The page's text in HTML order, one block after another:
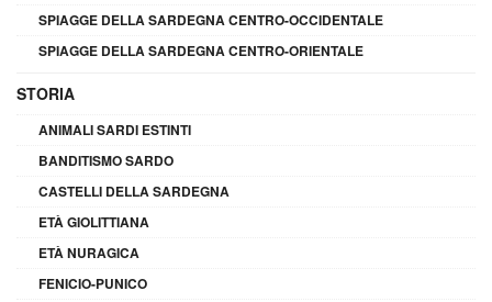
SPIAGGE DELLA SARDEGNA CENTRO-OCCIDENTALE
SPIAGGE DELLA SARDEGNA CENTRO-ORIENTALE
STORIA
ANIMALI SARDI ESTINTI
BANDITISMO SARDO
CASTELLI DELLA SARDEGNA
ETÀ GIOLITTIANA
ETÀ NURAGICA
FENICIO-PUNICO